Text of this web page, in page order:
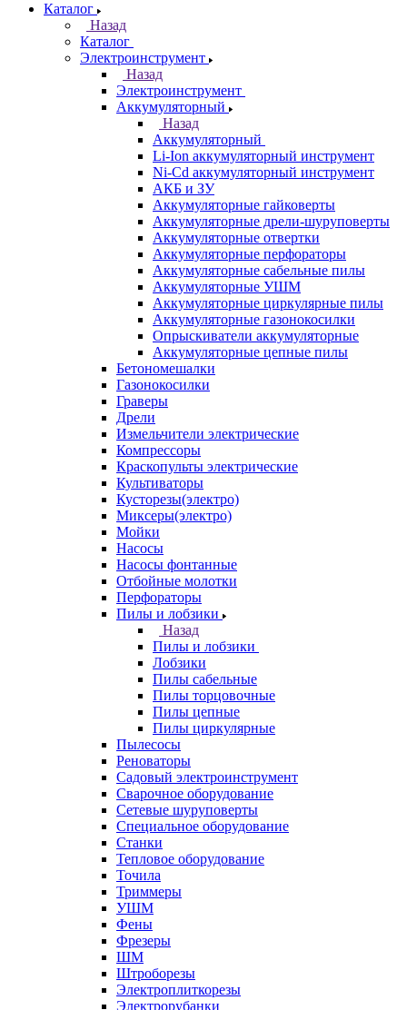
Каталог
Назад
Каталог
Электроинструмент
Назад
Электроинструмент
Аккумуляторный
Назад
Аккумуляторный
Li-Ion аккумуляторный инструмент
Ni-Cd аккумуляторный инструмент
АКБ и ЗУ
Аккумуляторные гайковерты
Аккумуляторные дрели-шуруповерты
Аккумуляторные отвертки
Аккумуляторные перфораторы
Аккумуляторные сабельные пилы
Аккумуляторные УШМ
Аккумуляторные циркулярные пилы
Аккумуляторные газонокосилки
Опрыскиватели аккумуляторные
Аккумуляторные цепные пилы
Бетономешалки
Газонокосилки
Граверы
Дрели
Измельчители электрические
Компрессоры
Краскопульты электрические
Культиваторы
Кусторезы(электро)
Миксеры(электро)
Мойки
Насосы
Насосы фонтанные
Отбойные молотки
Перфораторы
Пилы и лобзики
Назад
Пилы и лобзики
Лобзики
Пилы сабельные
Пилы торцовочные
Пилы цепные
Пилы циркулярные
Пылесосы
Реноваторы
Садовый электроинструмент
Сварочное оборудование
Сетевые шуруповерты
Специальное оборудование
Станки
Тепловое оборудование
Точила
Триммеры
УШМ
Фены
Фрезеры
ШМ
Штроборезы
Электроплиткорезы
Электрорубанки